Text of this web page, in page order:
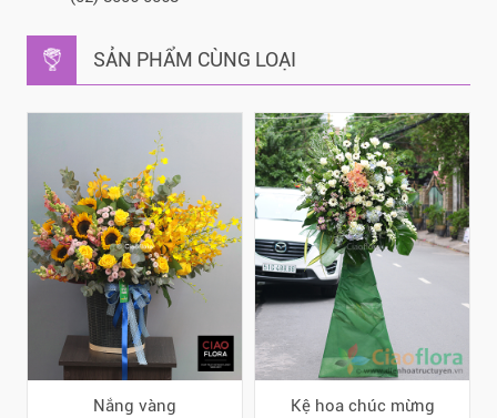
SẢN PHẨM CÙNG LOẠI
Nắng vàng
Kệ hoa chúc mừng